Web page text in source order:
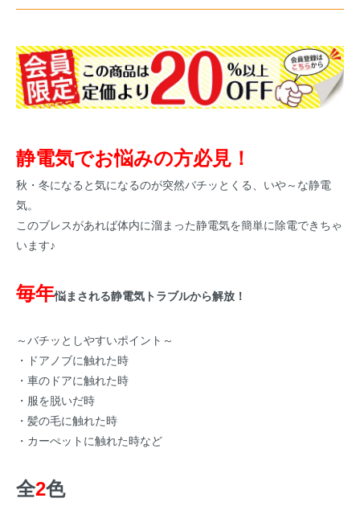
静電気でお悩みの方必見！
秋・冬になると気になるのが突然バチッとくる、いや～な静電
気。
このブレスがあれば体内に溜まった静電気を簡単に除電できちゃ
います♪
毎年悩まされる静電気トラブルから解放！
～バチッとしやすいポイント～
・ドアノブに触れた時
・車のドアに触れた時
・服を脱いだ時
・髪の毛に触れた時
・カーぺットに触れた時など
全2色